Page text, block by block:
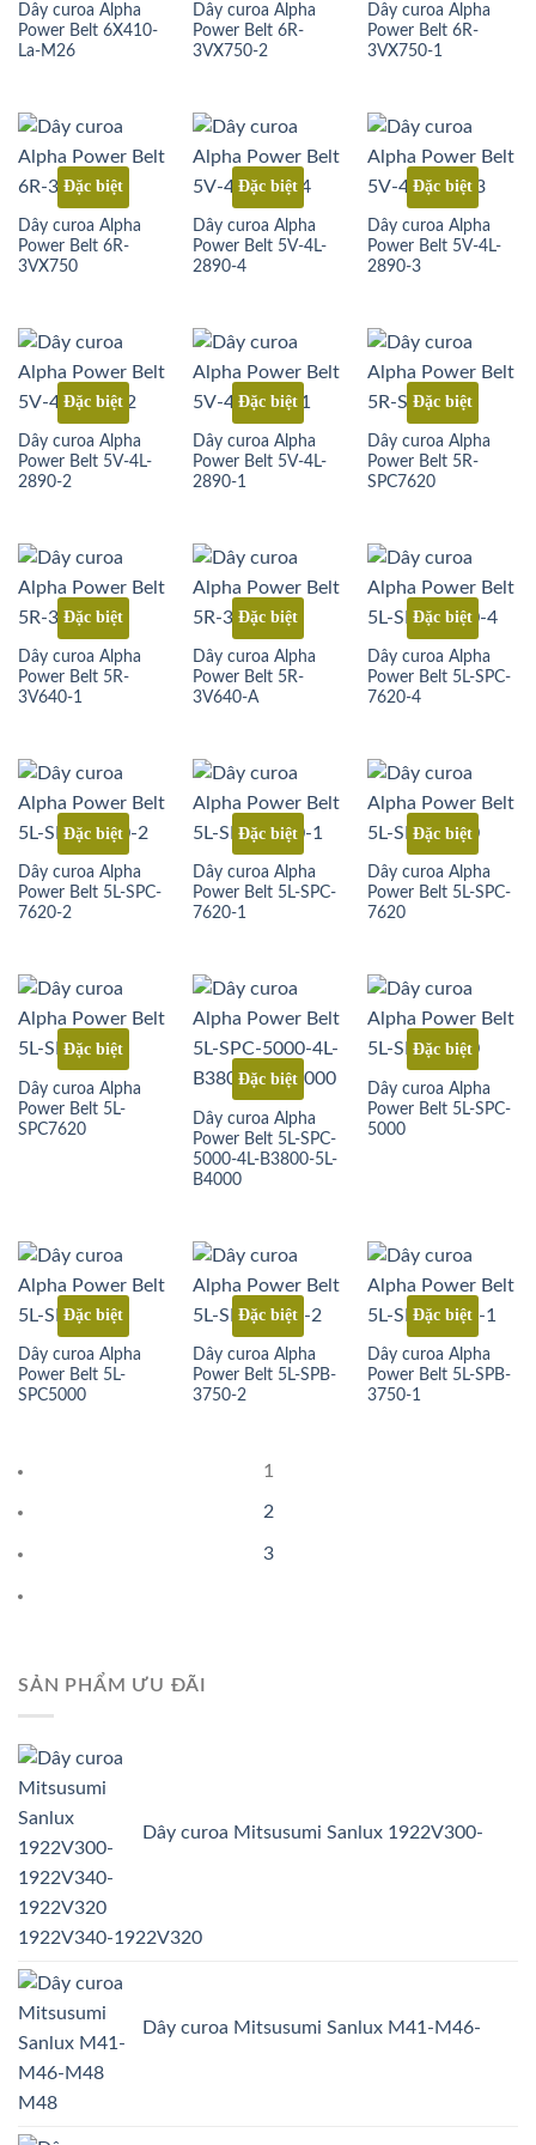
Dây curoa Alpha
Power Belt 6X410-
La-M26
Dây curoa Alpha
Power Belt 6R-
3VX750-2
Dây curoa Alpha
Power Belt 6R-
3VX750-1
Đặc biệt
Dây curoa Alpha
Power Belt 6R-
3VX750
Đặc biệt
Dây curoa Alpha
Power Belt 5V-4L-
2890-4
Đặc biệt
Dây curoa Alpha
Power Belt 5V-4L-
2890-3
Đặc biệt
Dây curoa Alpha
Power Belt 5V-4L-
2890-2
Đặc biệt
Dây curoa Alpha
Power Belt 5V-4L-
2890-1
Đặc biệt
Dây curoa Alpha
Power Belt 5R-
SPC7620
Đặc biệt
Dây curoa Alpha
Power Belt 5R-
3V640-1
Đặc biệt
Dây curoa Alpha
Power Belt 5R-
3V640-A
Đặc biệt
Dây curoa Alpha
Power Belt 5L-SPC-
7620-4
Đặc biệt
Dây curoa Alpha
Power Belt 5L-SPC-
7620-2
Đặc biệt
Dây curoa Alpha
Power Belt 5L-SPC-
7620-1
Đặc biệt
Dây curoa Alpha
Power Belt 5L-SPC-
7620
Đặc biệt
Dây curoa Alpha
Power Belt 5L-
SPC7620
Đặc biệt
Dây curoa Alpha
Power Belt 5L-SPC-
5000-4L-B3800-5L-
B4000
Đặc biệt
Dây curoa Alpha
Power Belt 5L-SPC-
5000
Đặc biệt
Dây curoa Alpha
Power Belt 5L-
SPC5000
Đặc biệt
Dây curoa Alpha
Power Belt 5L-SPB-
3750-2
Đặc biệt
Dây curoa Alpha
Power Belt 5L-SPB-
3750-1
1
2
3
SẢN PHẨM ƯU ĐÃI
Dây curoa Mitsusumi Sanlux 1922V300-
1922V340-1922V320
Dây curoa Mitsusumi Sanlux M41-M46-
M48